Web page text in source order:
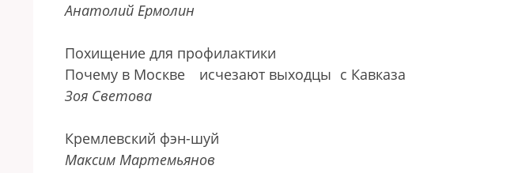
Анатолий Ермолин
Похищение для профилактики
Почему в Москве
исчезают выходцы с Кавказа
Зоя Светова
Кремлевский фэн-шуй
Максим Мартемьянов